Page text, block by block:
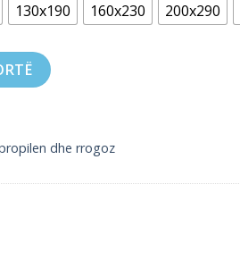
130x190 160x230 200x290
dhe rrogoz